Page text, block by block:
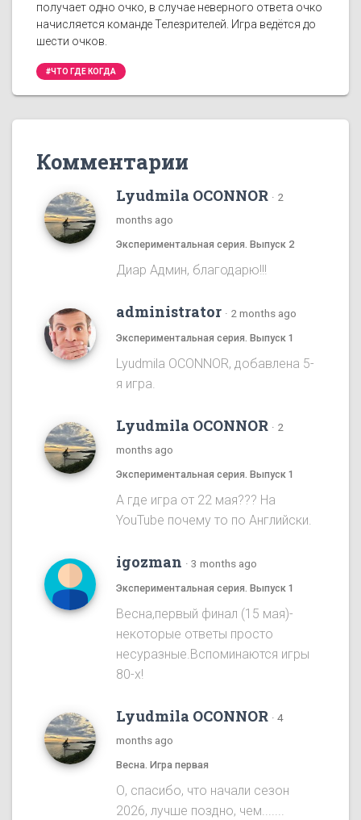
получает одно очко, в случае неверного ответа очко
начисляется команде Телезрителей. Игра ведётся до
шести очков.
#ЧТО ГДЕ КОГДА
Комментарии
Lyudmila OCONNOR · 2
months ago
Экспериментальная серия. Выпуск 2
Диар Админ, благодарю!!!
administrator · 2 months ago
Экспериментальная серия. Выпуск 1
Lyudmila OCONNOR, добавлена 5-
я игра.
Lyudmila OCONNOR · 2
months ago
Экспериментальная серия. Выпуск 1
А где игра от 22 мая??? На
YouTube почему то по Английски.
igozman · 3 months ago
Экспериментальная серия. Выпуск 1
Весна,первый финал (15 мая)-
некоторые ответы просто
несуразные.Вспоминаются игры
80-х!
Lyudmila OCONNOR · 4
months ago
Весна. Игра первая
О, спасибо, что начали сезон
2026, лучше поздно, чем.......